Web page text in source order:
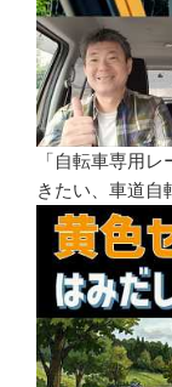
「自転車専用
きたい、車道自